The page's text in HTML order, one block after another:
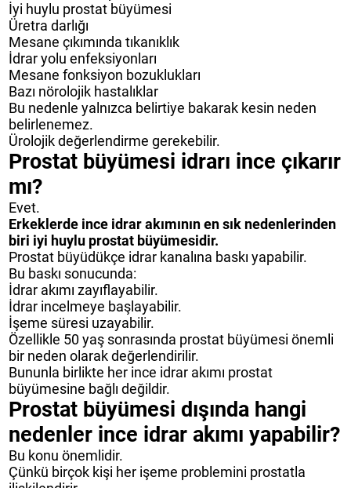
İyi huylu prostat büyümesi
Üretra darlığı
Mesane çıkımında tıkanıklık
İdrar yolu enfeksiyonları
Mesane fonksiyon bozuklukları
Bazı nörolojik hastalıklar
Bu nedenle yalnızca belirtiye bakarak kesin neden
belirlenemez.
Ürolojik değerlendirme gerekebilir.
Prostat büyümesi idrarı ince çıkarır
mı?
Evet.
Erkeklerde ince idrar akımının en sık nedenlerinden
biri iyi huylu prostat büyümesidir.
Prostat büyüdükçe idrar kanalına baskı yapabilir.
Bu baskı sonucunda:
İdrar akımı zayıflayabilir.
İdrar incelmeye başlayabilir.
İşeme süresi uzayabilir.
Özellikle 50 yaş sonrasında prostat büyümesi önemli
bir neden olarak değerlendirilir.
Bununla birlikte her ince idrar akımı prostat
büyümesine bağlı değildir.
Prostat büyümesi dışında hangi
nedenler ince idrar akımı yapabilir?
Bu konu önemlidir.
Çünkü birçok kişi her işeme problemini prostatla